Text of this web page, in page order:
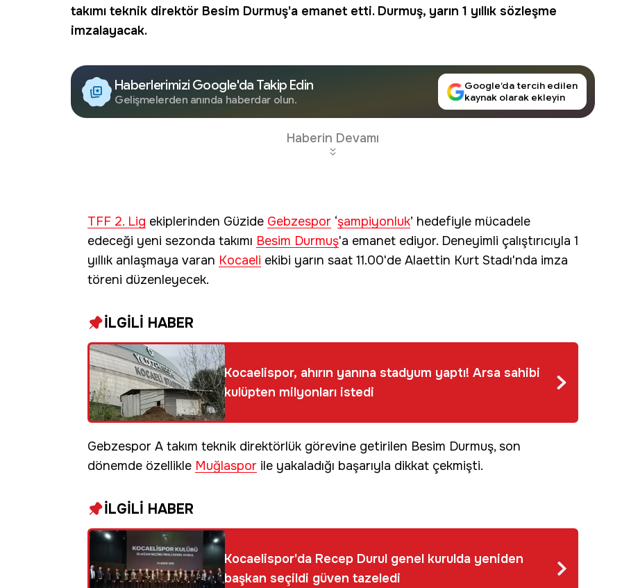
takımı teknik direktör Besim Durmuş'a emanet etti. Durmuş, yarın 1 yıllık sözleşme
imzalayacak.
Haberlerimizi Google'da Takip Edin
Gelişmelerden anında haberdar olun.
Google’da tercih edilen
kaynak olarak ekleyin
Haberin Devamı
TFF 2. Lig ekiplerinden Güzide Gebzespor ‘şampiyonluk’ hedefiyle mücadele
edeceği yeni sezonda takımı Besim Durmuş'a emanet ediyor. Deneyimli çalıştırıcıyla 1
yıllık anlaşmaya varan Kocaeli ekibi yarın saat 11.00'de Alaettin Kurt Stadı'nda imza
töreni düzenleyecek.
İLGİLİ HABER
Kocaelispor, ahırın yanına stadyum yaptı! Arsa sahibi
kulüpten milyonları istedi
Gebzespor A takım teknik direktörlük görevine getirilen Besim Durmuş, son
dönemde özellikle Muğlaspor ile yakaladığı başarıyla dikkat çekmişti.
İLGİLİ HABER
Kocaelispor'da Recep Durul genel kurulda yeniden
başkan seçildi güven tazeledi